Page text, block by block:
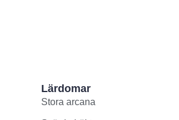
Lärdomar
Stora arcana